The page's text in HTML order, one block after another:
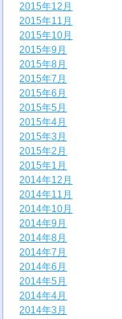
2015年12月
2015年11月
2015年10月
2015年9月
2015年8月
2015年7月
2015年6月
2015年5月
2015年4月
2015年3月
2015年2月
2015年1月
2014年12月
2014年11月
2014年10月
2014年9月
2014年8月
2014年7月
2014年6月
2014年5月
2014年4月
2014年3月